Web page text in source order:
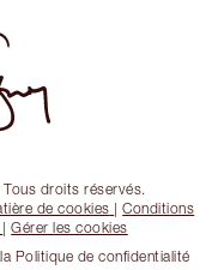
droits réservés.
de cookies |Conditions
|Gérer les cookies
Politique de confidentialité